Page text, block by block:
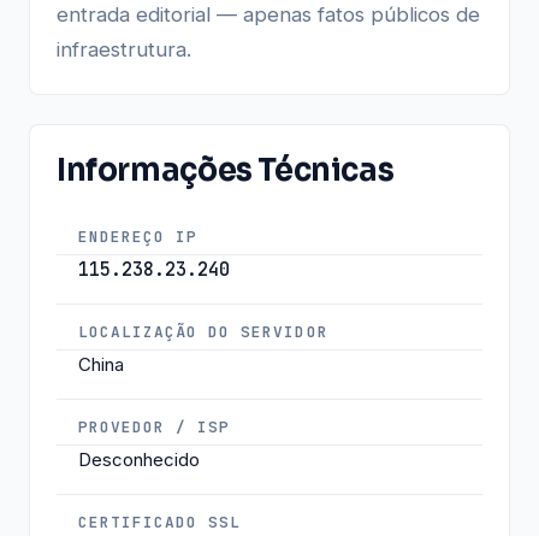
entrada editorial — apenas fatos públicos de
infraestrutura.
Informações Técnicas
ENDEREÇO IP
115.238.23.240
LOCALIZAÇÃO DO SERVIDOR
China
PROVEDOR / ISP
Desconhecido
CERTIFICADO SSL